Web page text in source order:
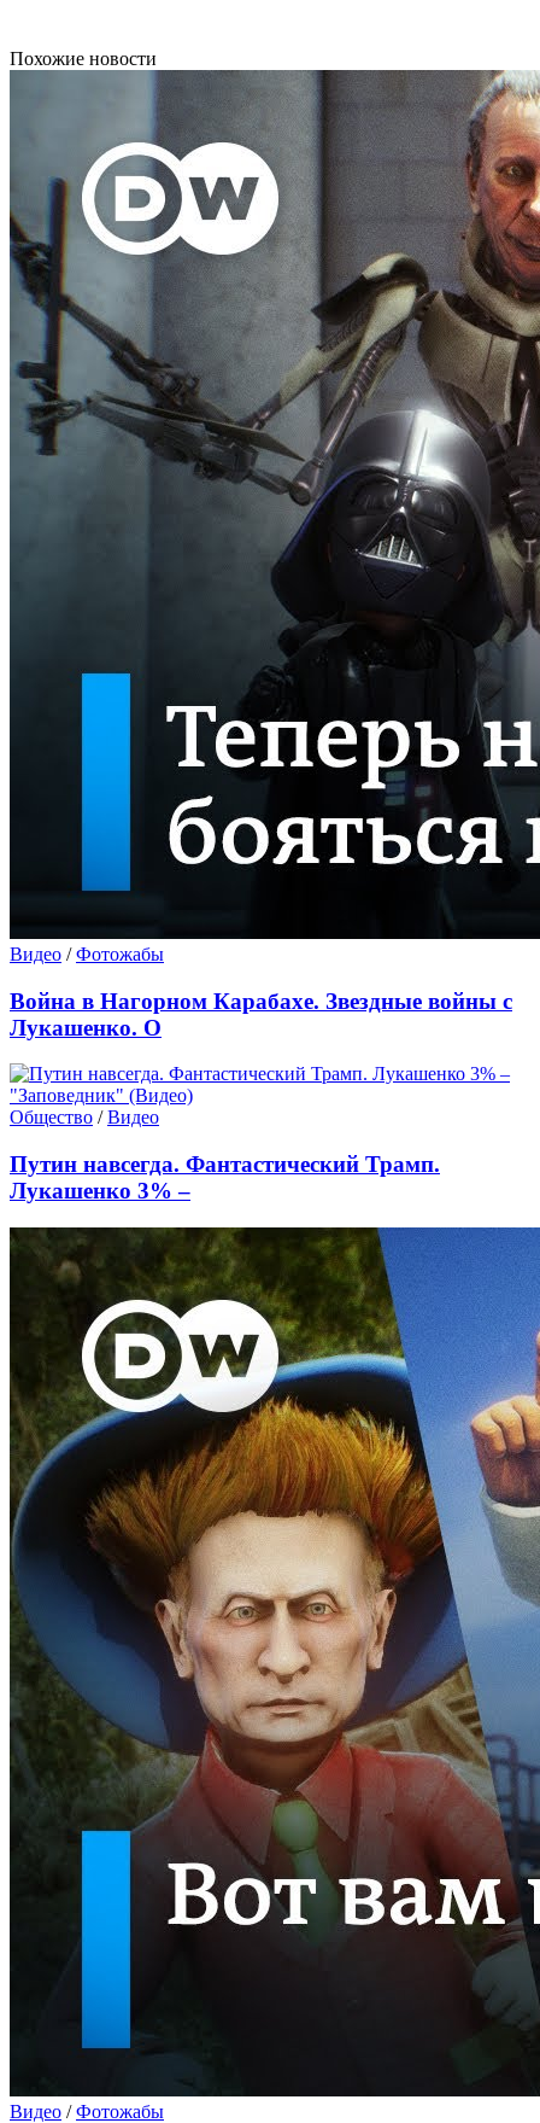
Похожие новости
Видео /Фотожабы
Война в Нагорном Карабахе. Звездные войны с
Лукашенко. О
Общество /Видео
Путин навсегда. Фантастический Трамп.
Лукашенко 3% –
Видео /Фотожабы